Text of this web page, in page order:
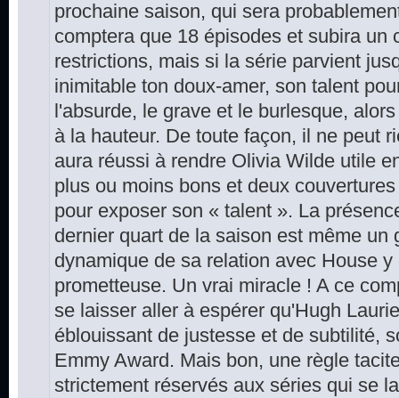
prochaine saison, qui sera
comptera que 18 épisodes et subira un
restrictions, mais si la série parvient
inimitable ton doux-amer, son talent
l'absurde, le grave et le burlesque,
à la hauteur. De toute façon, il ne peut
aura réussi à rendre Olivia Wilde utile
plus ou moins bons et deux
pour exposer son « talent ». La
dernier quart de la saison est même un
dynamique de sa relation avec House
prometteuse. Un vrai miracle ! A ce
se laisser aller à espérer qu'Hugh
éblouissant de justesse et de subtilité,
Emmy Award. Mais bon, une règle
strictement réservés aux séries qui se